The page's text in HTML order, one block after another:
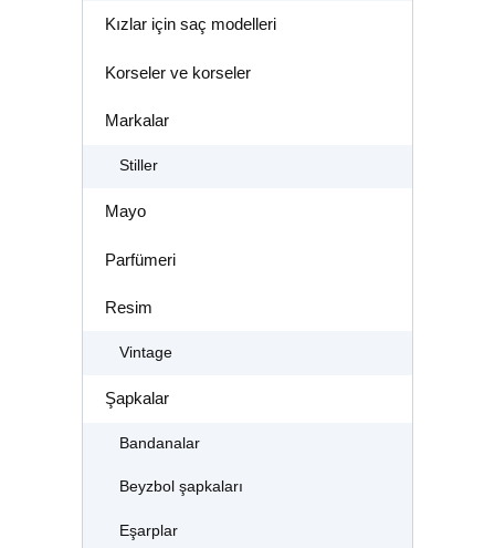
Kızlar için saç modelleri
Korseler ve korseler
Markalar
Stiller
Mayo
Parfümeri
Resim
Vintage
Şapkalar
Bandanalar
Beyzbol şapkaları
Eşarplar